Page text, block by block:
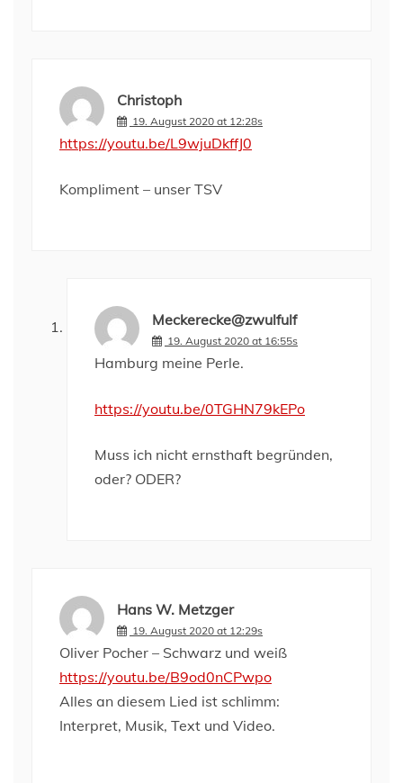
Christoph
19. August 2020 at 12:28s
https://youtu.be/L9wjuDkffJ0
Kompliment – unser TSV
Meckerecke@zwulfulf
19. August 2020 at 16:55s
Hamburg meine Perle.
https://youtu.be/0TGHN79kEPo
Muss ich nicht ernsthaft begründen,
oder? ODER?
Hans W. Metzger
19. August 2020 at 12:29s
Oliver Pocher – Schwarz und weiß
https://youtu.be/B9od0nCPwpo
Alles an diesem Lied ist schlimm:
Interpret, Musik, Text und Video.